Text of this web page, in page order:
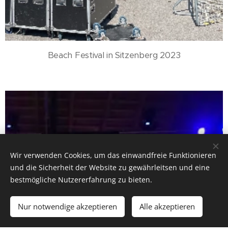
Beach Festival in Sitzenberg 2023
Wir verwenden Cookies, um das einwandfreie Funktionieren
und die Sicherheit der Website zu gewährleitsen und eine
bestmögliche Nutzererfahrung zu bieten.
Nur notwendige akzeptieren Alle akzeptieren